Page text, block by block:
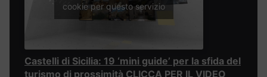
cookie per questo servizio
Castelli di Sicilia: 19 ‘mini guide’ per la sfida del
turismo di prossimità CLICCA PER IL VIDEO